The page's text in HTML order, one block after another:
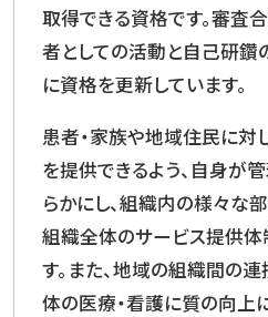
取得できる資格です。審査
者としての活動と自己研鑽
に資格を更新しています。
患者・家族や地域住民に対
を提供できるよう、自身が
らかにし、組織内の様々な
組織全体のサービス提供
す。また、地域の組織間の
体の医療・看護に質の向上